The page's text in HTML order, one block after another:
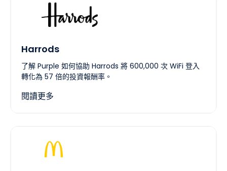
Harrods
了解 Purple 如何協助 Harrods 將 600,000 次 WiFi 登入
轉化為 57 倍的投資報酬率。
閱讀更多